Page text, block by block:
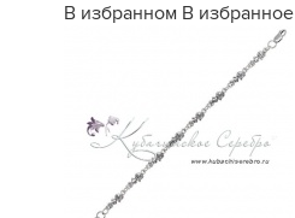
В избранном В избранное